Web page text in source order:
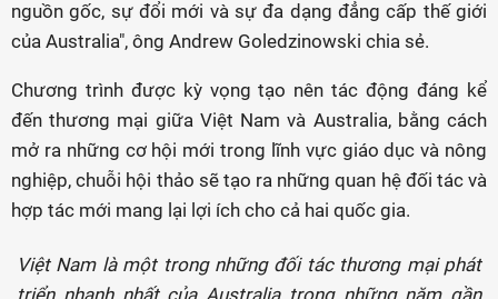
nguồn gốc, sự đổi mới và sự đa dạng đẳng cấp thế giới
của Australia", ông Andrew Goledzinowski chia sẻ.
Chương trình được kỳ vọng tạo nên tác động đáng kể
đến thương mại giữa Việt Nam và Australia, bằng cách
mở ra những cơ hội mới trong lĩnh vực giáo dục và nông
nghiệp, chuỗi hội thảo sẽ tạo ra những quan hệ đối tác và
hợp tác mới mang lại lợi ích cho cả hai quốc gia.
Việt Nam là một trong những đối tác thương mại phát
triển nhanh nhất của Australia trong những năm gần